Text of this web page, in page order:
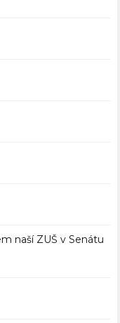
naší ZUŠ v Senátu